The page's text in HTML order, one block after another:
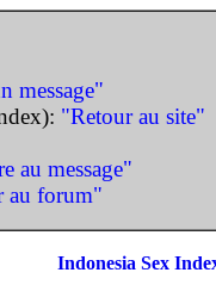
message"
"Retour au site"
au message"
au forum"
Indonesia Sex